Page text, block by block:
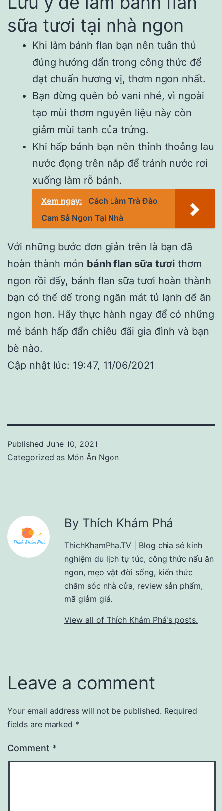
sữa tươi tại nhà ngon
Khi làm bánh flan bạn nên tuân thủ
đúng hướng dẩn trong công thức để
đạt chuẩn hương vị, thơm ngon nhất.
Bạn đừng quên bỏ vani nhé, vì ngoài
tạo mùi thơm nguyên liệu này còn
giảm mùi tanh của trứng.
Khi hấp bánh bạn nên thỉnh thoảng lau
nước đọng trên nắp để tránh nước rơi
xuống làm rỗ bánh.
Xem ngay:
Cách Làm Trà Đào
Cam Sả Ngon Tại Nhà
Với những bước đơn giản trên là bạn đã
hoàn thành món bánh flan sữa tươi thơm
ngon rồi đấy, bánh flan sữa tươi hoàn thành
bạn có thể để trong ngăn mát tủ lạnh để ăn
ngon hơn. Hãy thực hành ngay để có những
mẻ bánh hấp đẩn chiêu đãi gia đình và bạn
bè nào.
Cập nhật lúc: 19:47, 11/06/2021
Published June 10, 2021
Categorized as Món Ăn Ngon
By Thích Khám Phá
ThichKhamPha.TV | Blog chia sẻ kinh
nghiệm du lịch tự túc, công thức nấu ăn
ngon, mẹo vặt đời sống, kiến thức
chăm sóc nhà cửa, review sản phẩm,
mã giảm giá.
View all of Thích Khám Phá's posts.
Leave a comment
Your email address will not be published. Required
fields are marked *
Comment *